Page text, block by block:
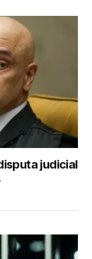
judicial